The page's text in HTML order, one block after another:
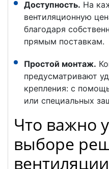
Доступность. На
вентиляционную
благодаря
прямым поставкам.
Простой монтаж.
предусматривают
крепления: с
или специальных
Что важно
выборе
вентиляции